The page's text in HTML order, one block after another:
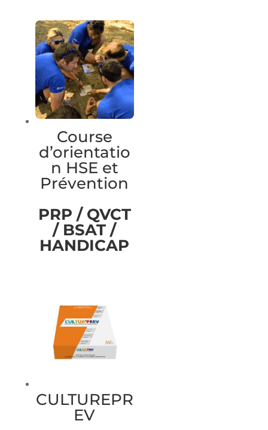
Course
d’orientatio
n HSE et
Prévention
PRP / QVCT
/ BSAT /
HANDICAP
CULTUREPR
EV